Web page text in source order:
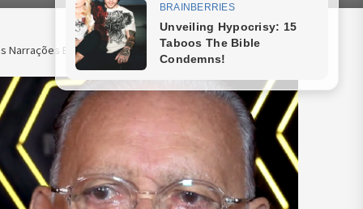
Narrações Enfrenta Pneumonia e Pausa na Carreira